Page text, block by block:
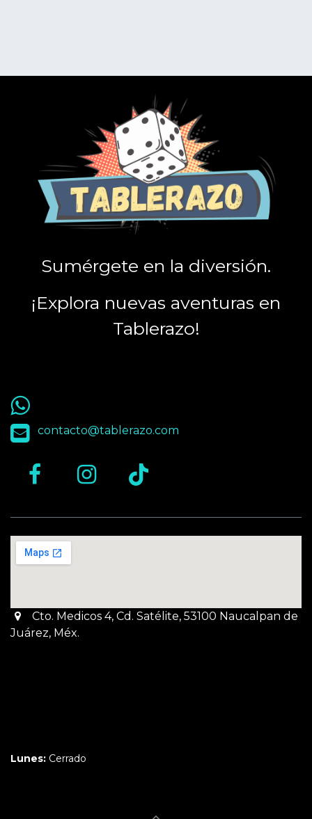
Sumérgete en la diversión.
¡Explora nuevas aventuras en
Tablerazo!
55 9563 4848
contacto@tablerazo.com
Cto. Medicos 4, Cd. Satélite, 53100 Naucalpan de
Juárez, Méx.
Lunes: Cerrado